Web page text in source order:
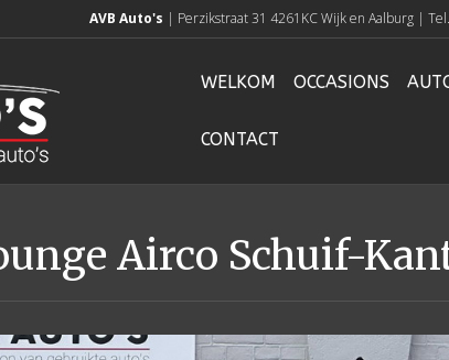
AVB Auto's | Perzikstraat 31 4261KC Wijk en Aalburg |
WELKOM OCCASIONS
CONTACT
Airco Schuif-